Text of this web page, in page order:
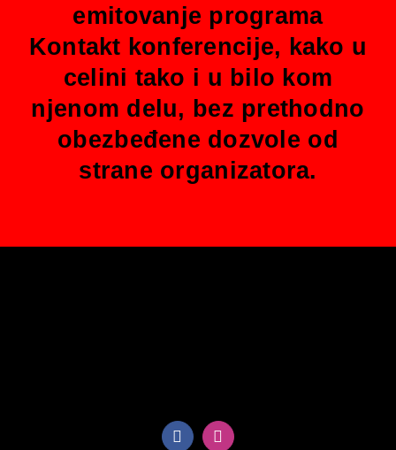
emitovanje programa
Kontakt konferencije, kako u
celini tako i u bilo kom
njenom delu, bez prethodno
obezbeđene dozvole od
strane organizatora.